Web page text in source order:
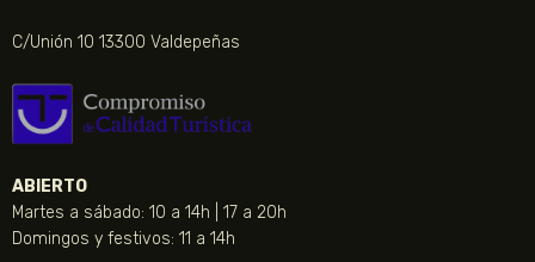
C/Unión 10 13300 Valdepeñas
ABIERTO
Martes a sábado: 10 a 14h | 17 a 20h
Domingos y festivos: 11 a 14h